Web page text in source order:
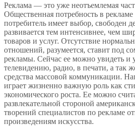
Реклама — это уже неотъемлемая
Общественная потребность в рекламе
потребитель имеет выбор, свободен
развивается тем интенсивнее, чем
товаров и услуг. Отсутствие
отношений, разумеется, ставит под
рекламы. Сейчас ее можно увидеть и
телевидению, радио, в печати, а так
средства массовой коммуникации.
играет жизненно важную роль как
экономического роста. Ее можно
развлекательной стороной
творений специалистов по рекламе
произведениям искусства.